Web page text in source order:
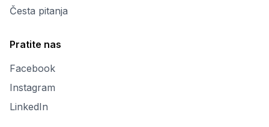
Česta pitanja
Pratite nas
Facebook
Instagram
LinkedIn